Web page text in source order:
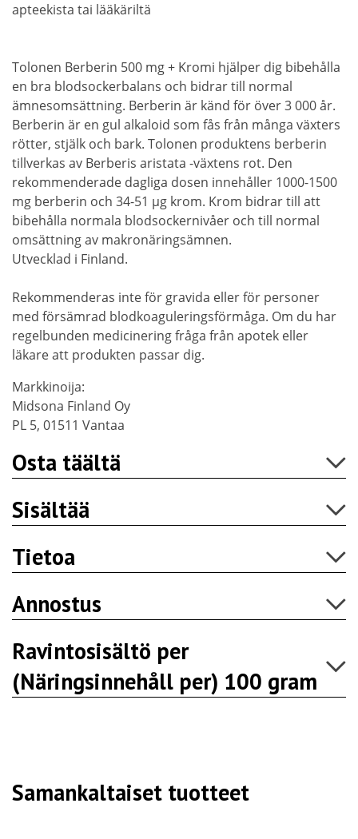
apteekista tai lääkäriltä
Tolonen Berberin 500 mg + Kromi hjälper dig bibehålla
en bra blodsockerbalans och bidrar till normal
ämnesomsättning. Berberin är känd för över 3 000 år.
Berberin är en gul alkaloid som fås från många växters
rötter, stjälk och bark. Tolonen produktens berberin
tillverkas av Berberis aristata -växtens rot. Den
rekommenderade dagliga dosen innehåller 1000-1500
mg berberin och 34-51 µg krom. Krom bidrar till att
bibehålla normala blodsockernivåer och till normal
omsättning av makronäringsämnen.
Utvecklad i Finland.
Rekommenderas inte för gravida eller för personer
med försämrad blodkoaguleringsförmåga. Om du har
regelbunden medicinering fråga från apotek eller
läkare att produkten passar dig.
Markkinoija:
Midsona Finland Oy
PL 5, 01511 Vantaa
Osta täältä
Sisältää
Tietoa
Annostus
Ravintosisältö per
(Näringsinnehåll per) 100 gram
Samankaltaiset tuotteet